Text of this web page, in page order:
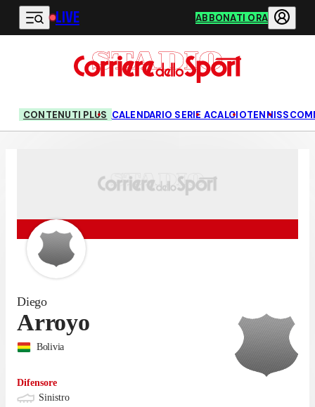
Vai al contenuto principale
LIVE ABBONATI ORA
CONTENUTI PLUS CALENDARIO SERIE ACALCIOTENNIS
Diego
Arroyo
Bolivia
Difensore
Sinistro